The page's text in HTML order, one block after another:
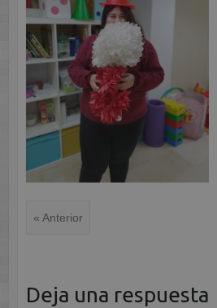
« Anterior
Deja una respuesta